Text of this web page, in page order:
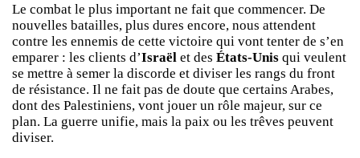
Le combat le plus important ne fait que commencer. De
nouvelles batailles, plus dures encore, nous attendent
contre les ennemis de cette victoire qui vont tenter de s’en
emparer : les clients d’Israël et des États-Unis qui veulent
se mettre à semer la discorde et diviser les rangs du front
de résistance. Il ne fait pas de doute que certains Arabes,
dont des Palestiniens, vont jouer un rôle majeur, sur ce
plan. La guerre unifie, mais la paix ou les trêves peuvent
diviser.